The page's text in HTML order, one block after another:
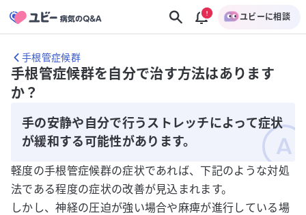
ユビーに相談
手根管症候群
手根管症候群を自分で治す方法はあります
か？
手の安静や自分で行うストレッチによって症状
が緩和する可能性があります。
軽度の手根管症候群の症状であれば、下記のような対処
法である程度の症状の改善が見込まれます。
しかし、神経の圧迫が強い場合や麻痺が進行している場